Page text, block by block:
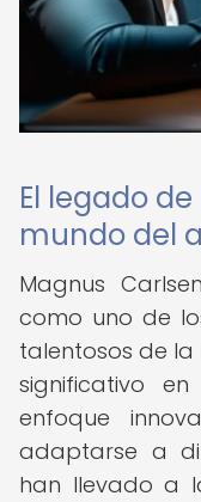
El legado
mundo del
Magnus
como uno de
talentosos de
significativo
enfoque
adaptarse a
han llevado a